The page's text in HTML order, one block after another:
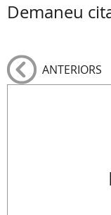
Demaneu
ANTERIORS